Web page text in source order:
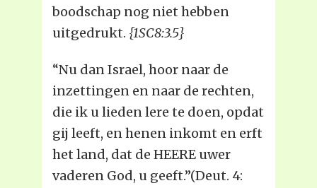
boodschap nog niet hebben
uitgedrukt. {1SC8:3.5}
“Nu dan Israel, hoor naar de
inzettingen en naar de rechten,
die ik u lieden lere te doen, opdat
gij leeft, en henen inkomt en erft
het land, dat de HEERE uwer
vaderen God, u geeft.”(Deut. 4: